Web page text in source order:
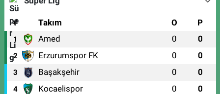
# Takım O P
1 Amed 0 0
2 Erzurumspor FK 0 0
3 Başakşehir 0 0
4 Kocaelispor 0 0